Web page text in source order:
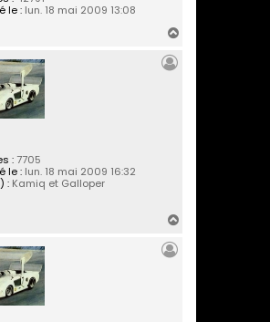
le :lun. 18 mai 2009 13:08
:7705
le :lun. 18 mai 2009 16:32
:Kamiq et Galloper